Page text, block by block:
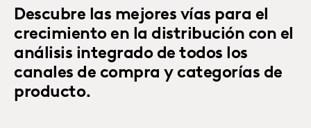
Descubre las mejores vías para el
crecimiento en la distribución con el
análisis integrado de todos los
canales de compra y categorías de
producto.